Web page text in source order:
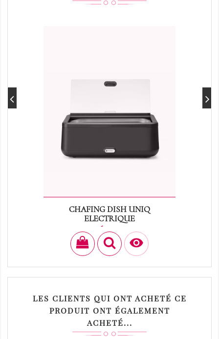
CHAFING DISH UNIQ
ELECTRIQUE
Prix
36,00 €

LES CLIENTS QUI ONT ACHETÉ CE
PRODUIT ONT ÉGALEMENT
ACHETÉ...